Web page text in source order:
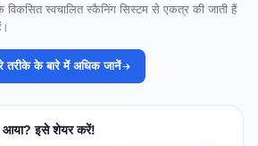
विकसित स्वचालित स्कैनिंग सिस्टम से एकत्र की जाती हैं
तरीके के बारे में अधिक जानें
आया? इसे शेयर करें!